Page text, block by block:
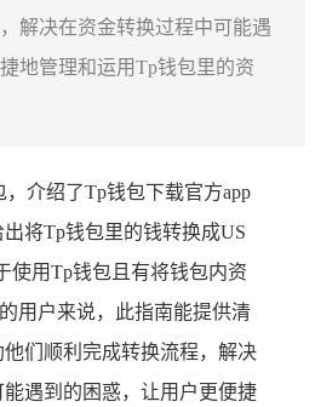
解决在资金转换过程中可能遇
地管理和运用Tp钱包里的资
介绍了Tp钱包下载官方app
将Tp钱包里的钱转换成US
使用Tp钱包且有将钱包内资
用户来说，此指南能提供清
们顺利完成转换流程，解决
遇到的困惑，让用户更便捷